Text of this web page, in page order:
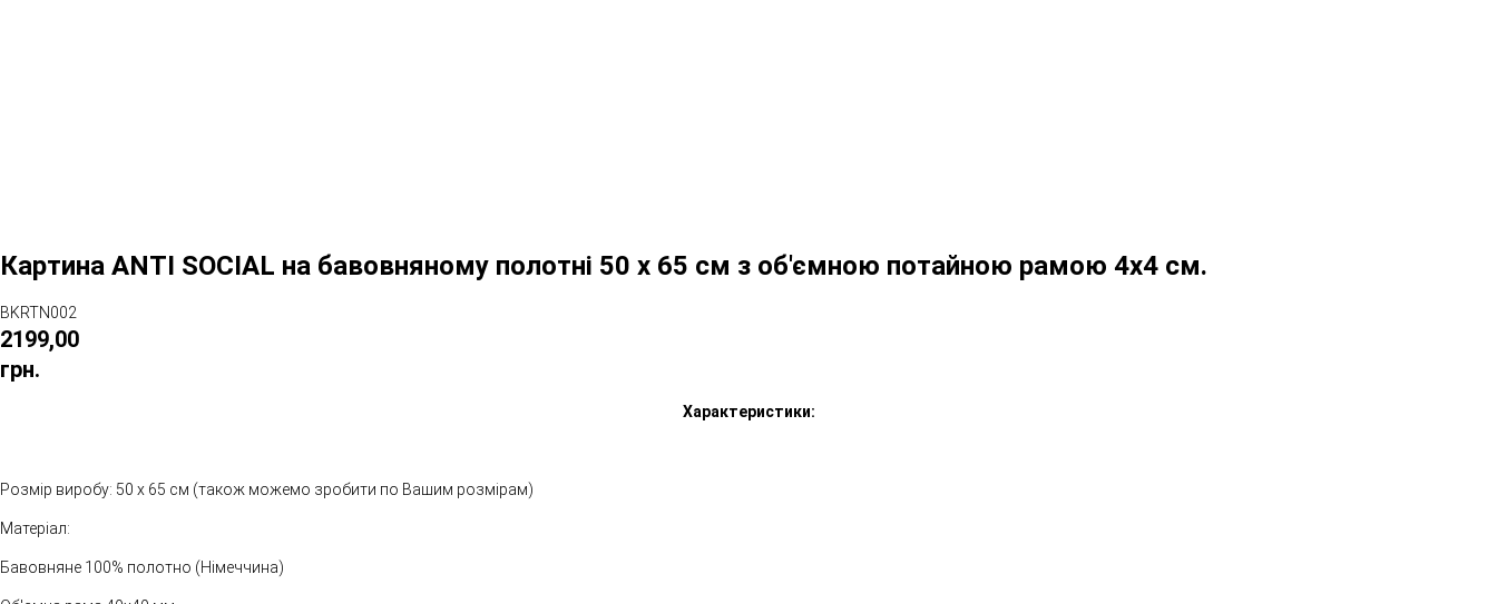
Картина ANTI SOCIAL на бавовняному полотні 50 х 65 см з об'ємною потайною рамою 4х4 см.
BKRTN002
2199,00
грн.
Характеристики:
Розмір виробу: 50 х 65 см (також можемо зробити по Вашим розмірам)
Матеріал:
Бавовняне 100% полотно (Німеччина)